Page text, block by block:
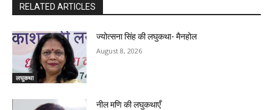
RELATED ARTICLES
लघुकथा
ज्योत्सना सिंह की लघुकथा- मैनहोल
August 8, 2026
नील मणि की लघुकथाएँ